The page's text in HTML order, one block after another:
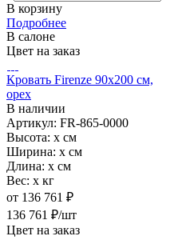
В корзину
Подробнее
В салоне
Цвет на заказ
Кровать Firenze 90х200 см,
орех
В наличии
Артикул: FR-865-0000
Высота: x см
Ширина: x см
Длина: x см
Вес: x кг
от 136 761 ₽
136 761 ₽/шт
Цвет на заказ